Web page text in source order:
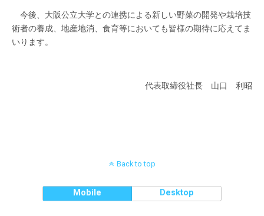
今後、大阪公立大学との連携による新しい野菜の開発や栽培技
術者の養成、地産地消、食育等においても皆様の期待に応えてま
いります。
代表取締役社長 山口 利昭
Back to top
Mobile Desktop